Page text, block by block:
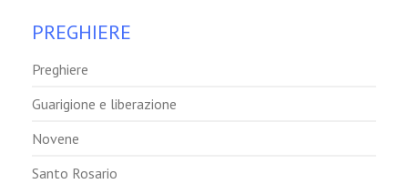
PREGHIERE
Preghiere
Guarigione e liberazione
Novene
Santo Rosario